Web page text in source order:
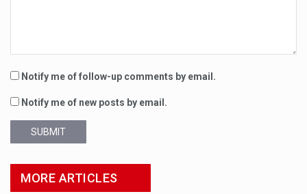
Notify me of follow-up comments by email.
Notify me of new posts by email.
SUBMIT
MORE ARTICLES